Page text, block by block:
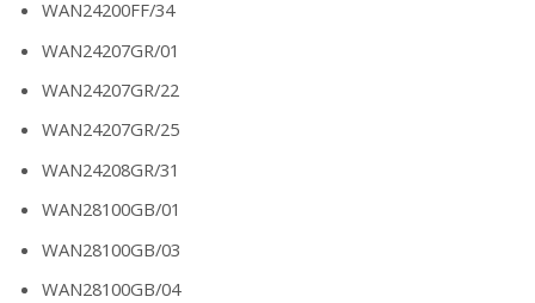
WAN24200FF/34
WAN24207GR/01
WAN24207GR/22
WAN24207GR/25
WAN24208GR/31
WAN28100GB/01
WAN28100GB/03
WAN28100GB/04